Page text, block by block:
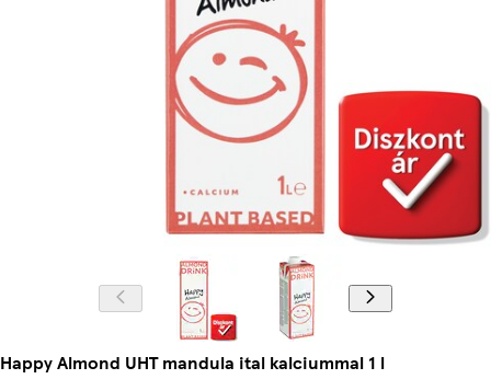
Happy Almond UHT mandula ital kalciummal 1 l